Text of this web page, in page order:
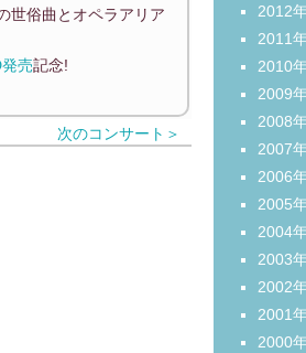
世俗曲とオペラアリア
売記念!
次のコンサート＞
2012
2011
2010
2009
2008
2007
2006
2005
2004
2003
2002
2001
2000